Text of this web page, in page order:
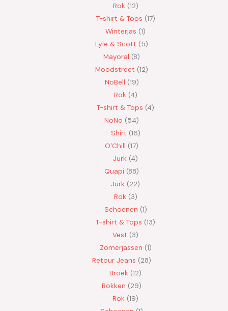
Rok 12
T-shirt & Tops 17
Winterjas 1
Lyle & Scott
5
Mayoral 8
Moodstreet 12
NoBell 19
Rok 4
T-shirt & Tops 4
NoNo
54
Shirt 16
O'Chill 17
Jurk 4
Quapi 88
Jurk 22
Rok 3
Schoenen 1
T-shirt & Tops 13
Vest
3
Zomerjassen 1
Retour Jeans
28
Broek 12
Rokken
29
Rok 19